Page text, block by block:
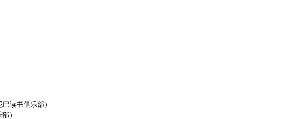
巴读书俱乐部）
）